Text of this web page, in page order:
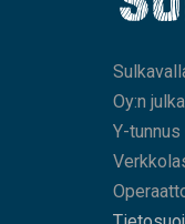
Oy:n
Y-